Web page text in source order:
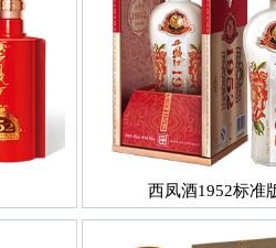
西凤酒1952标准